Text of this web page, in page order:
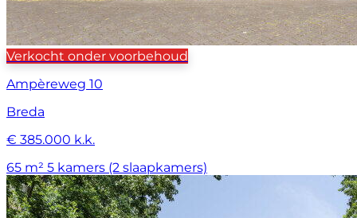
Verkocht onder voorbehoud
Ampèreweg 10
Breda
€ 385.000 k.k.
65 m² 5 kamers (2 slaapkamers)